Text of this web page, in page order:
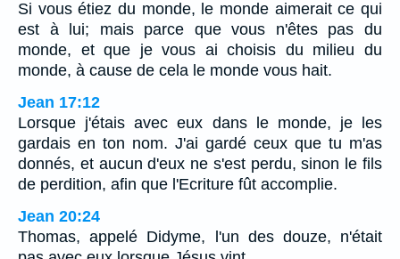
Si vous étiez du monde, le monde aimerait ce qui
est à lui; mais parce que vous n'êtes pas du
monde, et que je vous ai choisis du milieu du
monde, à cause de cela le monde vous hait.
Jean 17:12
Lorsque j'étais avec eux dans le monde, je les
gardais en ton nom. J'ai gardé ceux que tu m'as
donnés, et aucun d'eux ne s'est perdu, sinon le fils
de perdition, afin que l'Ecriture fût accomplie.
Jean 20:24
Thomas, appelé Didyme, l'un des douze, n'était